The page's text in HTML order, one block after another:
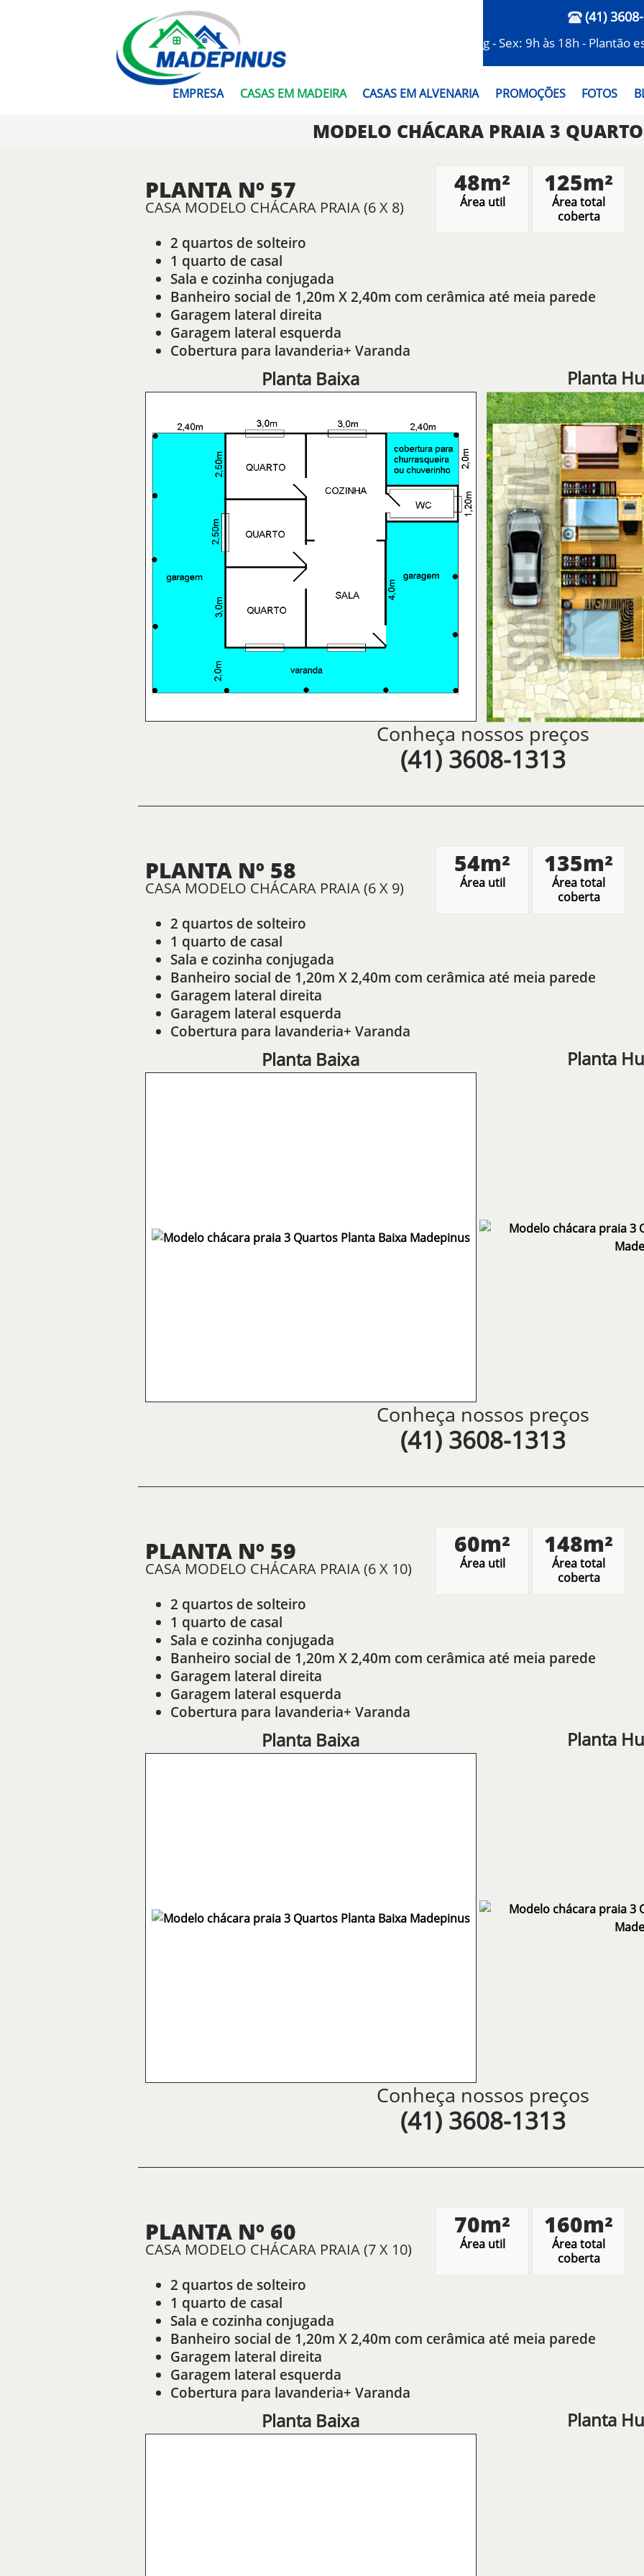
(41)
Seg - Sex: 9h às 18h - Plantão
EMPRESA CASAS EM MADEIRA CASAS EM ALVENARIA PROMOÇÕES FOTOS
MODELO CHÁCARA PRAIA 3
PLANTA Nº 57
CASA MODELO CHÁCARA PRAIA (6 X 8)
48m²
Área util
125m²
Área total
coberta
2 quartos de solteiro
1 quarto de casal
Sala e cozinha conjugada
Banheiro social de 1,20m X 2,40m com cerâmica até meia parede
Garagem lateral direita
Garagem lateral esquerda
Cobertura para lavanderia+ Varanda
Planta Baixa Planta
Conheça nossos preços
(41) 3608-1313
PLANTA Nº 58
CASA MODELO CHÁCARA PRAIA (6 X 9)
54m²
Área util
135m²
Área total
coberta
2 quartos de solteiro
1 quarto de casal
Sala e cozinha conjugada
Banheiro social de 1,20m X 2,40m com cerâmica até meia parede
Garagem lateral direita
Garagem lateral esquerda
Cobertura para lavanderia+ Varanda
Planta Baixa Planta
Conheça nossos preços
(41) 3608-1313
PLANTA Nº 59
CASA MODELO CHÁCARA PRAIA (6 X 10)
60m²
Área util
148m²
Área total
coberta
2 quartos de solteiro
1 quarto de casal
Sala e cozinha conjugada
Banheiro social de 1,20m X 2,40m com cerâmica até meia parede
Garagem lateral direita
Garagem lateral esquerda
Cobertura para lavanderia+ Varanda
Planta Baixa Planta
Conheça nossos preços
(41) 3608-1313
PLANTA Nº 60
CASA MODELO CHÁCARA PRAIA (7 X 10)
70m²
Área util
160m²
Área total
coberta
2 quartos de solteiro
1 quarto de casal
Sala e cozinha conjugada
Banheiro social de 1,20m X 2,40m com cerâmica até meia parede
Garagem lateral direita
Garagem lateral esquerda
Cobertura para lavanderia+ Varanda
Planta Baixa Planta